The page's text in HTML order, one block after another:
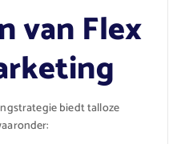
van Flex
biedt talloze